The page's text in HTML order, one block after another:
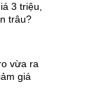
3 triệu,
trâu?
vừa ra
giá